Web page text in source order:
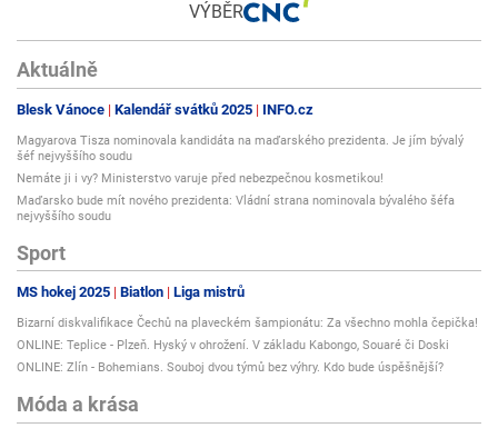
VÝBĚR
Aktuálně
Blesk Vánoce Kalendář svátků 2025 INFO.cz
Magyarova Tisza nominovala kandidáta na maďarského prezidenta. Je jím bývalý
šéf nejvyššího soudu
Nemáte ji i vy? Ministerstvo varuje před nebezpečnou kosmetikou!
Maďarsko bude mít nového prezidenta: Vládní strana nominovala bývalého šéfa
nejvyššího soudu
Sport
MS hokej 2025 Biatlon Liga mistrů
Bizarní diskvalifikace Čechů na plaveckém šampionátu: Za všechno mohla čepička!
ONLINE: Teplice - Plzeň. Hyský v ohrožení. V základu Kabongo, Souaré či Doski
ONLINE: Zlín - Bohemians. Souboj dvou týmů bez výhry. Kdo bude úspěšnější?
Móda a krása